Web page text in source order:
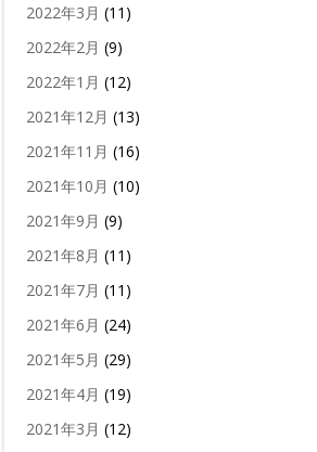
2022年3月 (11)
2022年2月 (9)
2022年1月 (12)
2021年12月 (13)
2021年11月 (16)
2021年10月 (10)
2021年9月 (9)
2021年8月 (11)
2021年7月 (11)
2021年6月 (24)
2021年5月 (29)
2021年4月 (19)
2021年3月 (12)